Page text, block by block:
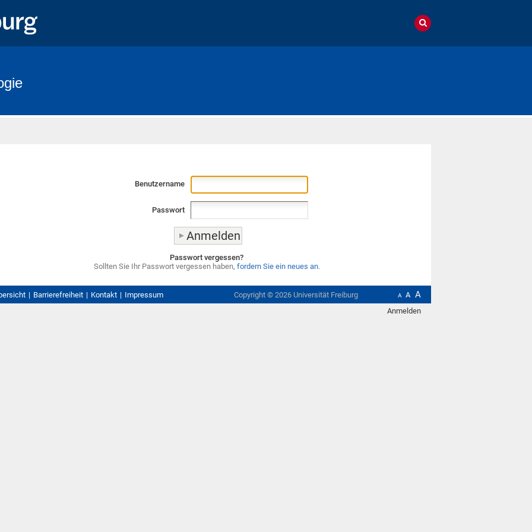
Benutzername
Passwort
Passwort vergessen?
Sollten Sie Ihr Passwort vergessen haben, fordern Sie ein neues an.
Barrierefreiheit Kontakt Impressum A A A
Copyright © 2026Universität Freiburg
Anmelden